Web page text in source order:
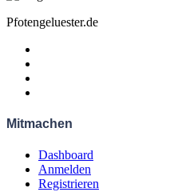
Pfotengeluester.de
Mitmachen
Dashboard
Anmelden
Registrieren